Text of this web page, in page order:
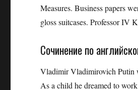
Measures. Business papers
gloss suitcases. Professor IV
Сочинение по
Vladimir Vladimirovich Putin
As a child he dreamed to